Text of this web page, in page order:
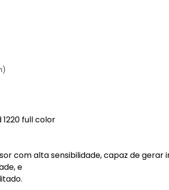
full color
com alta sensibilidade, capaz de
e